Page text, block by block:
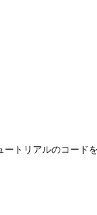
トリアルのコード